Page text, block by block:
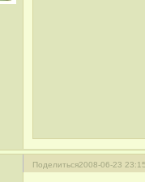
Поделиться2008-06-23